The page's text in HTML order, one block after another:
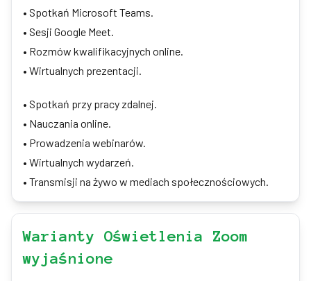
• Spotkań Microsoft Teams.
• Sesji Google Meet.
• Rozmów kwalifikacyjnych online.
• Wirtualnych prezentacji.
• Spotkań przy pracy zdalnej.
• Nauczania online.
• Prowadzenia webinarów.
• Wirtualnych wydarzeń.
• Transmisji na żywo w mediach społecznościowych.
Warianty Oświetlenia Zoom
wyjaśnione